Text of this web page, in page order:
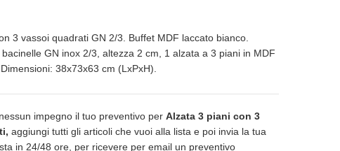
3 vassoi quadrati GN 2/3. Buffet MDF laccato bianco.
GN inox 2/3, altezza 2 cm, 1 alzata a 3 piani in MDF
38x73x63 cm (LxPxH).
impegno il tuo preventivo per Alzata 3 piani con 3
aggiungi tutti gli articoli che vuoi alla lista e poi invia la tua
in 24/48 ore, per ricevere per email un preventivo